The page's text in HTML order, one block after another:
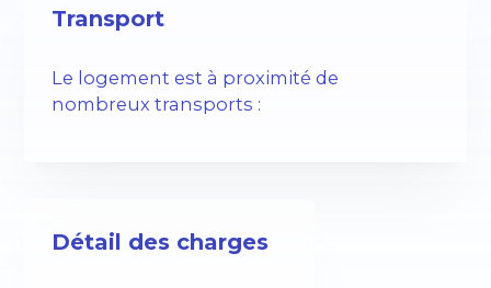
Transport
Le logement est à proximité de
nombreux transports :
Détail des charges